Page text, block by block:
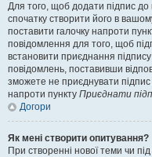
Для того, щоб додати підпис
спочатку створити його в
поставити галочку напроти
повідомлення для того, щоб
встановити приєднання
повідомлень, поставивши
зможете не приєднувати
напроти пункту Приєднати
Догори
Як мені створити опитування?
При створенні нової теми чи